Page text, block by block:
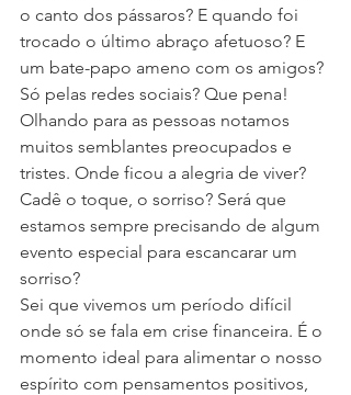
o canto dos pássaros? E quando foi
trocado o último abraço afetuoso? E
um bate-papo ameno com os amigos?
Só pelas redes sociais? Que pena!
Olhando para as pessoas notamos
muitos semblantes preocupados e
tristes. Onde ficou a alegria de viver?
Cadê o toque, o sorriso? Será que
estamos sempre precisando de algum
evento especial para escancarar um
sorriso?
Sei que vivemos um período difícil
onde só se fala em crise financeira. É o
momento ideal para alimentar o nosso
espírito com pensamentos positivos,